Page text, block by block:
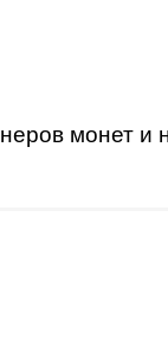
монет и